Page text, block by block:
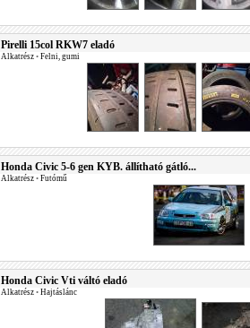
Pirelli 15col RKW7 eladó
Alkatrész • Felni, gumi
Honda Civic 5-6 gen KYB. állítható gátló...
Alkatrész • Futómű
Honda Civic Vti váltó eladó
Alkatrész • Hajtáslánc